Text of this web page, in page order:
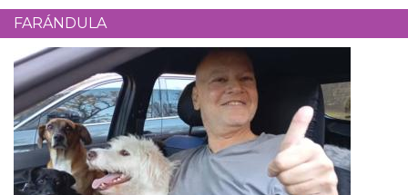
FARÁNDULA